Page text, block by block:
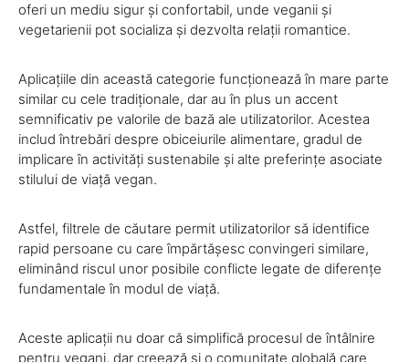
oferi un mediu sigur și confortabil, unde veganii și
vegetarienii pot socializa și dezvolta relații romantice.
Aplicațiile din această categorie funcționează în mare parte
similar cu cele tradiționale, dar au în plus un accent
semnificativ pe valorile de bază ale utilizatorilor. Acestea
includ întrebări despre obiceiurile alimentare, gradul de
implicare în activități sustenabile și alte preferințe asociate
stilului de viață vegan.
Astfel, filtrele de căutare permit utilizatorilor să identifice
rapid persoane cu care împărtășesc convingeri similare,
eliminând riscul unor posibile conflicte legate de diferențe
fundamentale în modul de viață.
Aceste aplicații nu doar că simplifică procesul de întâlnire
pentru vegani, dar creează și o comunitate globală care